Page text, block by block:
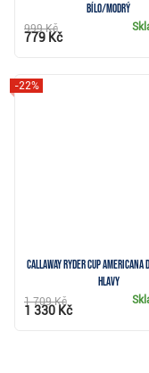
bílo/modrý
999 Kč
779 Kč
Callaway Ryder Cup
hlavy
-22%
1 709 Kč
1 330 Kč